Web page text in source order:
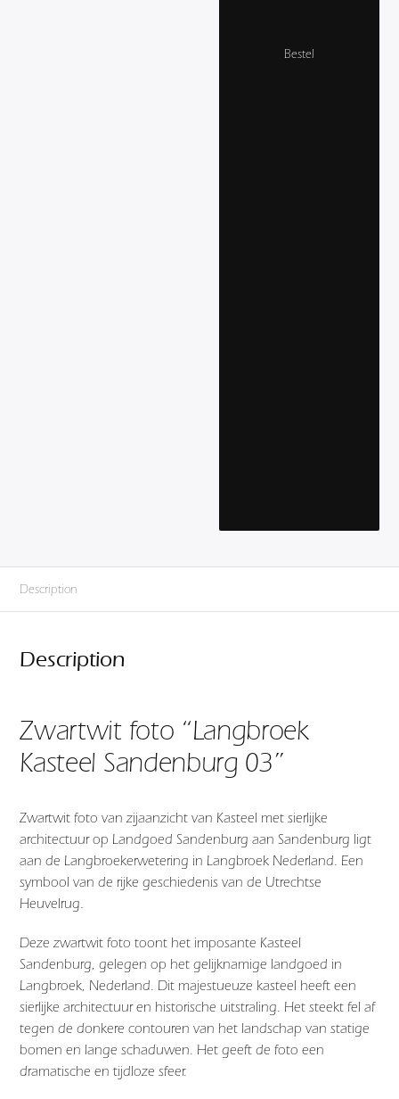
Bestel
Description
Description
Zwartwit foto “Langbroek
Kasteel Sandenburg 03”
Zwartwit foto van zijaanzicht van Kasteel met sierlijke
architectuur op Landgoed Sandenburg aan Sandenburg ligt
aan de Langbroekerwetering in Langbroek Nederland. Een
symbool van de rijke geschiedenis van de Utrechtse
Heuvelrug.
Deze zwartwit foto toont het imposante Kasteel
Sandenburg, gelegen op het gelijknamige landgoed in
Langbroek, Nederland. Dit majestueuze kasteel heeft een
sierlijke architectuur en historische uitstraling. Het steekt fel af
tegen de donkere contouren van het landschap van statige
bomen en lange schaduwen. Het geeft de foto een
dramatische en tijdloze sfeer.